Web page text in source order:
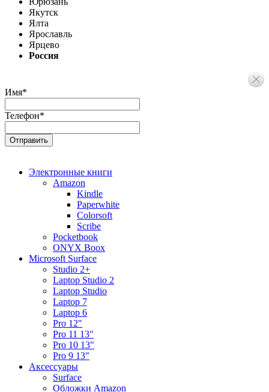
Якутск
Ялта
Ярославль
Ярцево
Россия
Имя*
Телефон*
Электронные книги
Amazon
Kindle
Paperwhite
Colorsoft
Scribe
Pocketbook
ONYX Boox
Microsoft Surface
Studio 2+
Laptop Studio 2
Laptop Studio
Laptop 7
Laptop 6
Pro 12"
Pro 11 13"
Pro 10 13"
Pro 9 13"
Аксессуары
Surface
Обложки Amazon